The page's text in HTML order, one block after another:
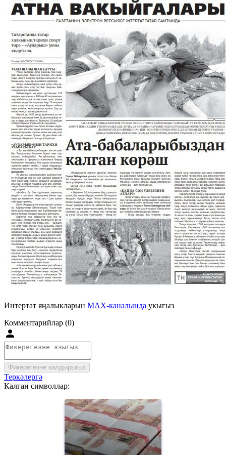
Интертат яңалыкларын MAX-каналында укыгыз
Комментарийлар (0)
Фикерегезне калдырыгыз
Теркәлергә
Калган символлар: